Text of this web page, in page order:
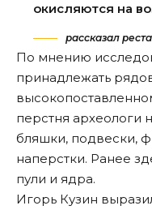
окисляются на
рассказал
По мнению
принадлежать
перстня археологи
бляшки, подвески,
наперстки. Ранее
пули и ядра.
Игорь Кузин